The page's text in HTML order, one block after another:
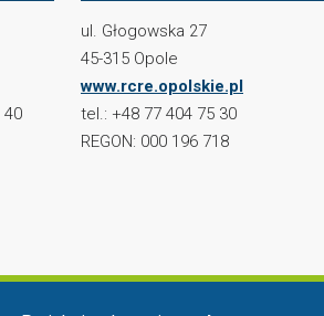
40
ul. Głogowska 27
45-315 Opole
www.rcre.opolskie.pl
tel.: +48 77 404 75 30
REGON: 000 196 718